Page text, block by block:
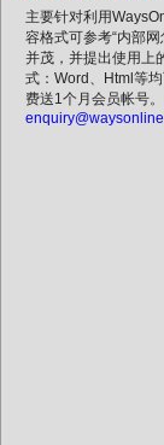
主要针对利用
容格式可参考“内部
并茂，并提出使用上
式：Word、Html等
费送1个月会员帐号